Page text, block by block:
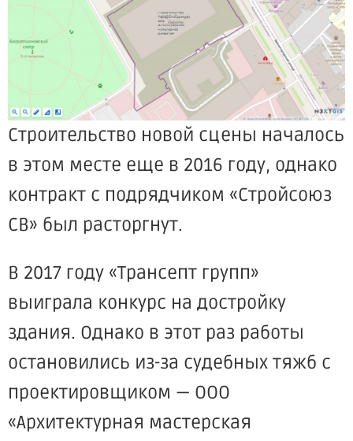
Строительство новой сцены началось
в этом месте еще в 2016 году, однако
контракт с подрядчиком «Стройсоюз
СВ» был расторгнут.
В 2017 году «Трансепт групп»
выиграла конкурс на достройку
здания. Однако в этот раз работы
остановились из-за судебных тяжб с
проектировщиком — ООО
«Архитектурная мастерская